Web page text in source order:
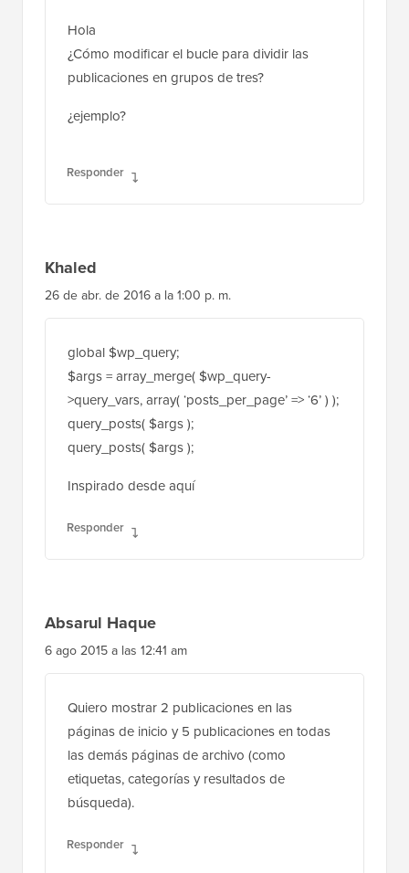
Hola
¿Cómo modificar el bucle para dividir las
publicaciones en grupos de tres?
¿ejemplo?
Responder
Khaled
26 de abr. de 2016 a la 1:00 p. m.
global $wp_query;
$args = array_merge( $wp_query-
>query_vars, array( ‘posts_per_page’ => ‘6’ ) );
query_posts( $args );
query_posts( $args );
Inspirado desde aquí
Responder
Absarul Haque
6 ago 2015 a las 12:41 am
Quiero mostrar 2 publicaciones en las
páginas de inicio y 5 publicaciones en todas
las demás páginas de archivo (como
etiquetas, categorías y resultados de
búsqueda).
Responder